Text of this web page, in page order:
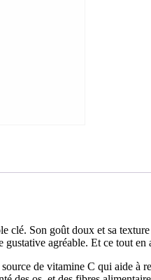
clé. Son goût doux et sa
agréable. Et ce tout
de vitamine C qui aide à